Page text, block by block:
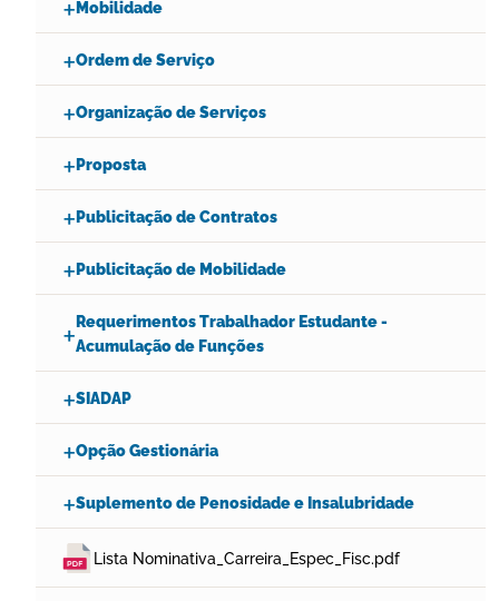
Mobilidade
Ordem de Serviço
Organização de Serviços
Proposta
Publicitação de Contratos
Publicitação de Mobilidade
Requerimentos Trabalhador Estudante -
Acumulação de Funções
SIADAP
Opção Gestionária
Suplemento de Penosidade e Insalubridade
Lista Nominativa_Carreira_Espec_Fisc.pdf